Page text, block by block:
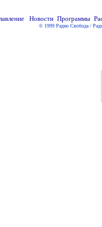
© 1999 Радио Свобода /